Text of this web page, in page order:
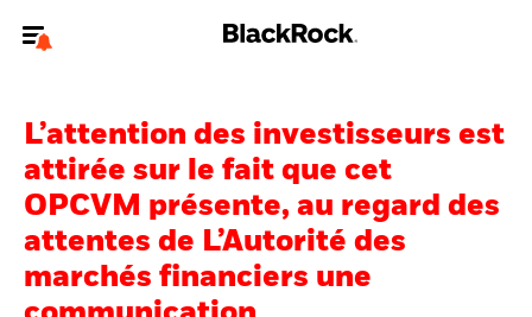
Pour accéder directement à un autre site BlackRock, veuillez mettre à
jourvotre type d'utilisateur
Nous connaître
Produits
L’attention des investisseurs est
attirée sur le fait que cet
OPCVM présente, au regard des
attentes de L’Autorité des
marchés financiers une